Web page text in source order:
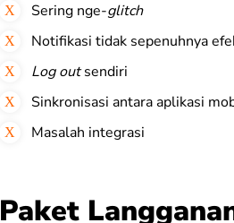
Sering nge-glitch
Notifikasi tidak sepenuhnya
Log outsendiri
Sinkronisasi antara aplikasi
Masalah integrasi
Paket